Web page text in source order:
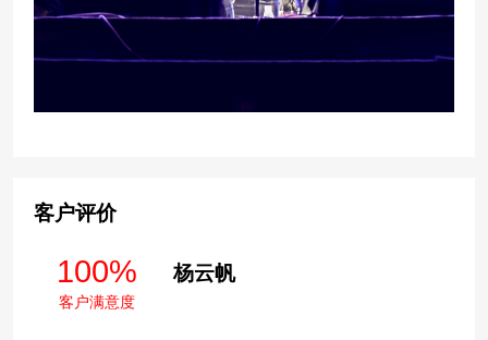
客户评价
100%
客户满意度
杨云帆